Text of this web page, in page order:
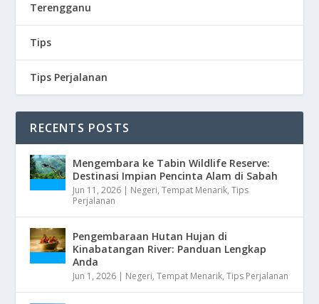
Terengganu
Tips
Tips Perjalanan
RECENTS POSTS
Mengembara ke Tabin Wildlife Reserve:
Destinasi Impian Pencinta Alam di Sabah
Jun 11, 2026 Negeri,Tempat Menarik,Tips
Perjalanan
Pengembaraan Hutan Hujan di
Kinabatangan River: Panduan Lengkap
Anda
Jun 1, 2026 Negeri,Tempat Menarik,Tips Perjalanan